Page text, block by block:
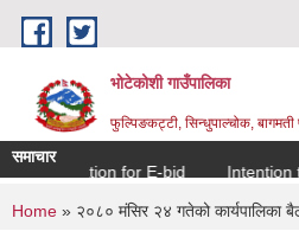
Skip to main content
भोटेकोशी गाउँपालिका
फुल्पिङकट्टी, सिन्धुपाल्चोक,
समाचार
Invitation for E-bid
Intention to
You are here
Home » २०८० मंसिर २४ गतेको कार्यपालिका